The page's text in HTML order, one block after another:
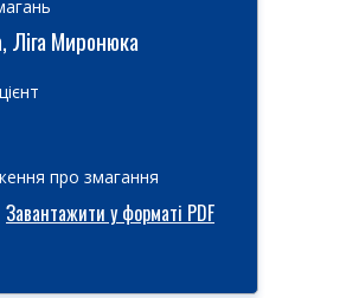
Ліга Миронюка
про змагання
Завантажити у форматі PDF